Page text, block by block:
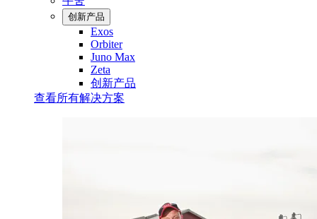
创新产品
Exos
Orbiter
Juno Max
Zeta
创新产品
查看所有解决方案